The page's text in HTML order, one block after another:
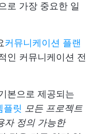
로 가장 중요한 일
커뮤니케이션 플랜
인 커뮤니케이션 전
본으로 제공되는
플릿 모든 프로젝트
자 정의 가능한